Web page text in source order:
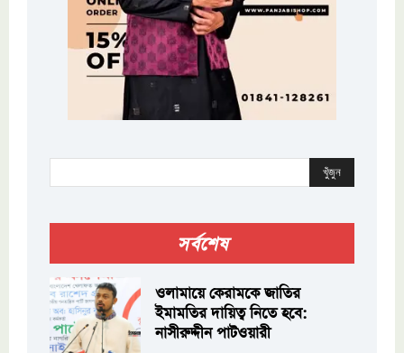
খুঁজুন
সর্বশেষ
ওলামায়ে কেরামকে জাতির
ইমামতির দায়িত্ব নিতে হবে:
নাসীরুদ্দীন পাটওয়ারী